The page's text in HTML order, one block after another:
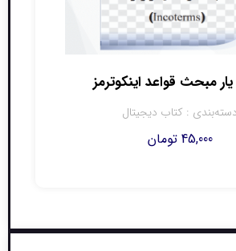
مبحث قواعد اینکوترمز
دسته‌بندی : کتاب دیجیتال
45,000 تومان